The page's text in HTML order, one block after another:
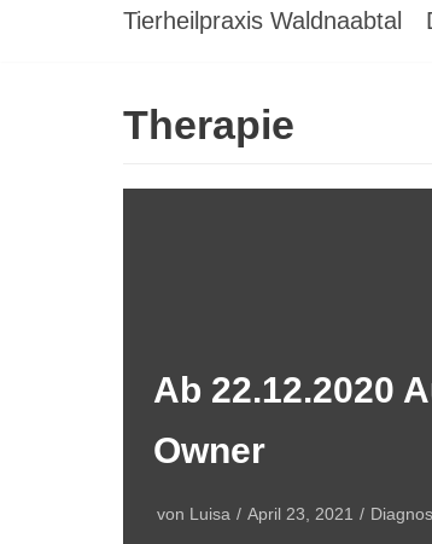
Tierheilpraxis Waldnaabtal
Therapie
Ab 22.12.2020
Owner
von Luisa April 23, 2021